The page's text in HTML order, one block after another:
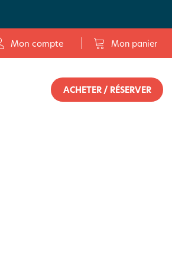
Mon compte Mon panier
ACHETER / RÉSERVER